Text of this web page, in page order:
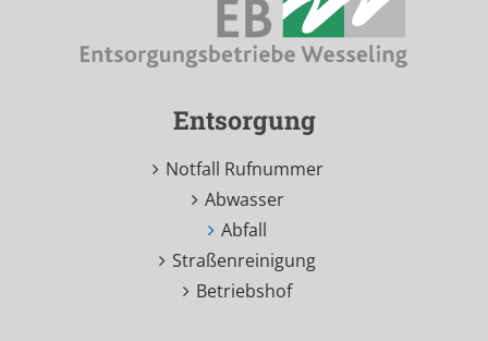
Entsorgung
Notfall Rufnummer
Abwasser
Abfall
Straßenreinigung
Betriebshof